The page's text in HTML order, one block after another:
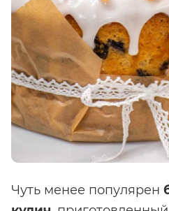
Чуть менее популярен